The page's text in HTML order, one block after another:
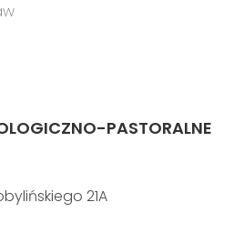
PASTORALNE
21A